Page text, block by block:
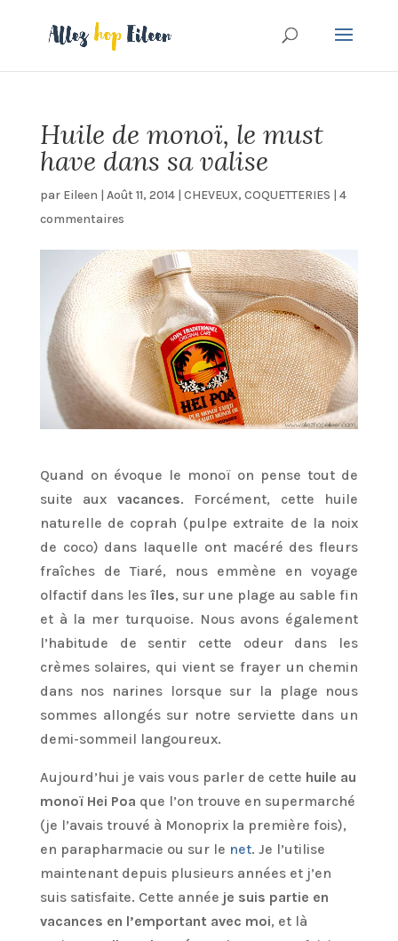
Huile de monoï, le must
have dans sa valise
par Eileen | Août 11, 2014| CHEVEUX, COQUETTERIES | 4
commentaires
Quand on évoque le monoï on pense tout de
suite aux vacances. Forcément, cette huile
naturelle de coprah (pulpe extraite de la noix
de coco) dans laquelle ont macéré des fleurs
fraîches de Tiaré, nous emmène en voyage
olfactif dans les îles, sur une plage au sable fin
et à la mer turquoise. Nous avons également
l’habitude de sentir cette odeur dans les
crèmes solaires, qui vient se frayer un chemin
dans nos narines lorsque sur la plage nous
sommes allongés sur notre serviette dans un
demi-sommeil langoureux.
Aujourd’hui je vais vous parler de cette huile au
monoï Hei Poa que l’on trouve en supermarché
(je l’avais trouvé à Monoprix la première fois),
en parapharmacie ou sur le net. Je l’utilise
maintenant depuis plusieurs années et j’en
suis satisfaite. Cette année je suis partie en
vacances en l’emportant avec moi, et là